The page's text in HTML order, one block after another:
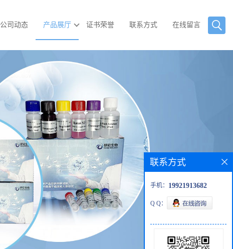
公司动态 产品展厅 证书荣誉 联系方式 在线留言
联系方式
手机： 19921913682
Q Q：